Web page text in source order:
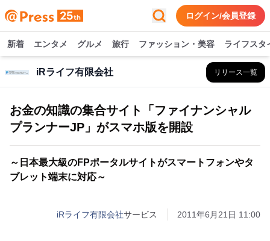
ログイン/会員登録
新着 エンタメ グルメ 旅行 ファッション・美容 ライフスタ
iRライフ有限会社 リリース一覧
お金の知識の集合サイト「ファイナンシャル
プランナーJP」がスマホ版を開設
～日本最大級のFPポータルサイトがスマートフォンやタ
ブレット端末に対応～
iRライフ有限会社サービス 2011年6月21日 11:00